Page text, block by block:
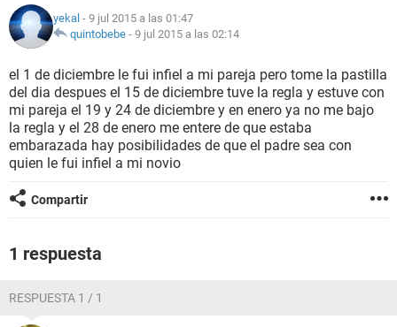
NUTRICIÓN
BIENESTAR
SEXUALIDAD
GLOSARIO
yekal - 9 jul 2015 a las 01:47
quintobebe - 9 jul 2015 a las 02:14
el 1 de diciembre le fui infiel a mi pareja pero tome la pastilla
del dia despues el 15 de diciembre tuve la regla y estuve con
mi pareja el 19 y 24 de diciembre y en enero ya no me bajo
la regla y el 28 de enero me entere de que estaba
embarazada hay posibilidades de que el padre sea con
quien le fui infiel a mi novio
Compartir
1 respuesta
RESPUESTA 1 / 1